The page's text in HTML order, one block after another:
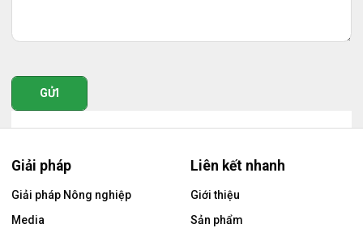
GỬI
Giải pháp
Giải pháp Nông nghiệp
Media
Liên kết nhanh
Giới thiệu
Sản phẩm